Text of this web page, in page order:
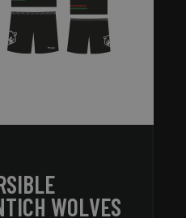
WOLVES